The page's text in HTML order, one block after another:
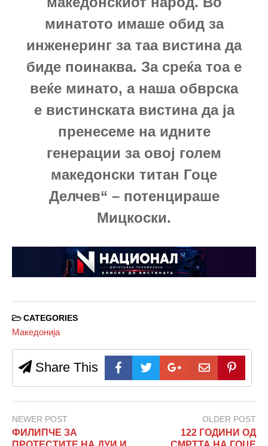
минатото имаше обид за
инженеринг за таа вистина да
биде поинаква. За среќа тоа е
веќе минато, а наша обврска
е вистинската вистина да ја
пренесеме на идните
генерации за овој голем
македонски титан Гоце
Делчев“ – потенцираше
Мицкоски.
CATEGORIES
Македонија
Share This
NEWER POST
ФИЛИПЧЕ ЗА
OLDER POST
122 ГОДИНИ ОД